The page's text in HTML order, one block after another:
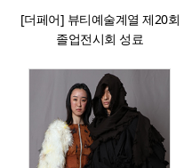
[더페어] 뷰티예술계열 제20회
졸업전시회 성료